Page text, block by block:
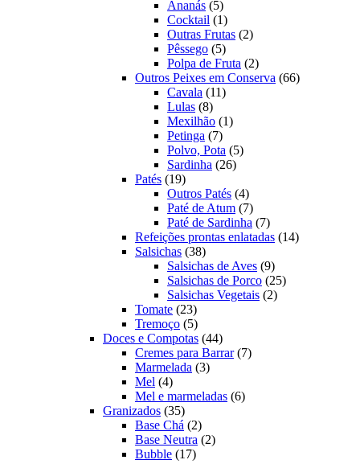
Ananás 55
produtos
Cocktail 11
produto
Outras Frutas 22
Pêssego 55
produtos
Polpa de Fruta 22
produtos
Outros Peixes em Conserva 6666
Cavala 1111
Lulas 88
produtos
Mexilhão 11
Petinga 77
produtos
Polvo, Pota 55
Sardinha 2626
Patés 1919
produtos
Outros Patés 44
produtos
Paté de Atum 77
produtos
Paté de Sardinha 77
produtos
Refeições prontas enlatadas 1414
Salsichas 3838
produtos
Salsichas de Aves 99
produtos
Salsichas de Porco 2525
Salsichas Vegetais 22
Tomate 2323
produtos
Tremoço 55
produtos
Doces e Compotas 4444
produtos
Cremes para Barrar 77
Marmelada 33
Mel 44
produtos
Mel e marmeladas 66
Granizados 3535
produtos
Base Chá 22
produtos
Base Neutra 22
Bubble 1717